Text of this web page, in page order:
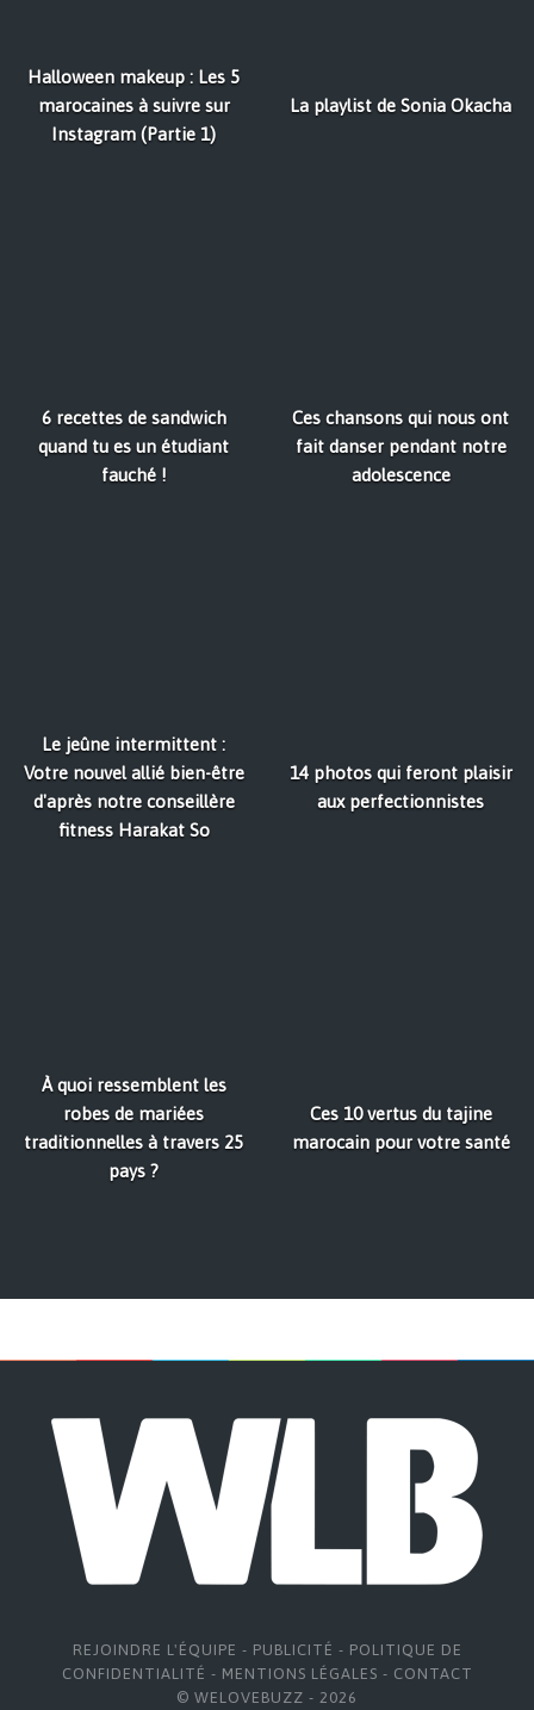
Halloween makeup : Les 5
marocaines à suivre sur
Instagram (Partie 1)
La playlist de Sonia Okacha
6 recettes de sandwich
quand tu es un étudiant
fauché !
Ces chansons qui nous ont
fait danser pendant notre
adolescence
Le jeûne intermittent :
Votre nouvel allié bien-être
d'après notre conseillère
fitness Harakat So
14 photos qui feront plaisir
aux perfectionnistes
À quoi ressemblent les
robes de mariées
traditionnelles à travers 25
pays ?
Ces 10 vertus du tajine
marocain pour votre santé
REJOINDRE L'ÉQUIPE - PUBLICITÉ - POLITIQUE DE
CONFIDENTIALITÉ - MENTIONS LÉGALES - CONTACT
© WELOVEBUZZ - 2026